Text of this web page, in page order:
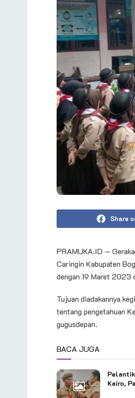
Share
PRAMUKA.ID —
Caringin Kabupaten
dengan 19 Maret 2023
Tujuan diadakannya
tentang pengetahuan
gugusdepan.
BACA JUGA
Kairo,